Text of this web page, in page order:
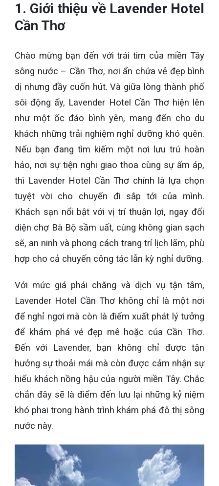
1. Giới thiệu về Lavender Hotel
Cần Thơ
Chào mừng bạn đến với trái tim của miền Tây
sông nước – Cần Thơ, nơi ẩn chứa vẻ đẹp bình
dị nhưng đầy cuốn hút. Và giữa lòng thành phố
sôi động ấy, Lavender Hotel Cần Thơ hiện lên
như một ốc đảo bình yên, mang đến cho du
khách những trải nghiệm nghỉ dưỡng khó quên.
Nếu bạn đang tìm kiếm một nơi lưu trú hoàn
hảo, nơi sự tiện nghi giao thoa cùng sự ấm áp,
thì Lavender Hotel Cần Thơ chính là lựa chọn
tuyệt vời cho chuyến đi sắp tới của mình.
Khách sạn nổi bật với vị trí thuận lợi, ngay đối
diện chợ Bà Bộ sầm uất, cùng không gian sạch
sẽ, an ninh và phong cách trang trí lịch lãm, phù
hợp cho cả chuyến công tác lẫn kỳ nghỉ dưỡng.
Với mức giá phải chăng và dịch vụ tận tâm,
Lavender Hotel Cần Thơ không chỉ là một nơi
để nghỉ ngơi mà còn là điểm xuất phát lý tưởng
để khám phá vẻ đẹp mê hoặc của Cần Thơ.
Đến với Lavender, bạn không chỉ được tận
hưởng sự thoải mái mà còn được cảm nhận sự
hiếu khách nồng hậu của người miền Tây. Chắc
chắn đây sẽ là điểm đến lưu lại những kỷ niệm
khó phai trong hành trình khám phá đô thị sông
nước này.